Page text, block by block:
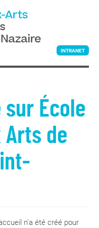
INTRANET
sur École
Arts de
n'a été créé pour